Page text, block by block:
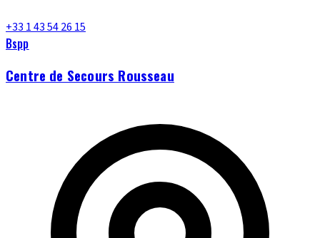
+33 1 43 54 26 15
Bspp
Centre de Secours Rousseau